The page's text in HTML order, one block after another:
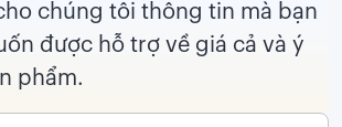
chúng tôi thông tin mà bạn
được hỗ trợ về giá cả và ý
phẩm.